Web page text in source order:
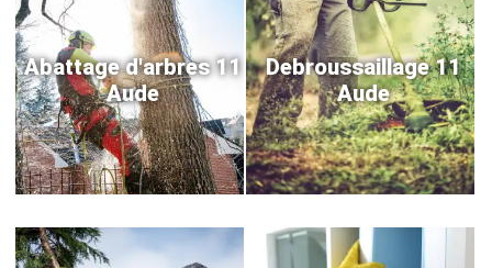
Abattage d'arbres 11
Aude
Debroussaillage 11
Aude